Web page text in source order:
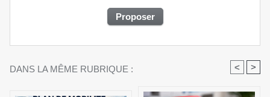
DANS LA MÊME RUBRIQUE : < >